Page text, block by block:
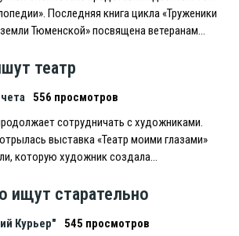
Последняя книга цикла «Труженики
Тюменской» посвящена ветеранам…
театр
556 просмотров
сотрудничать с художниками.
выставка «Театр моими глазами»
которую художник создала…
ищут старательно
Курьер" 545 просмотров